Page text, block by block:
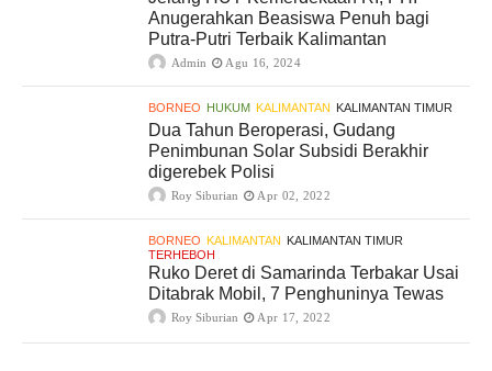
Anugerahkan Beasiswa Penuh bagi
Putra-Putri Terbaik Kalimantan
Admin Agu 16, 2024
BORNEO HUKUM KALIMANTAN KALIMANTAN TIMUR
Dua Tahun Beroperasi, Gudang
Penimbunan Solar Subsidi Berakhir
digerebek Polisi
Roy Siburian Apr 02, 2022
BORNEO KALIMANTAN KALIMANTAN TIMUR
TERHEBOH
Ruko Deret di Samarinda Terbakar Usai
Ditabrak Mobil, 7 Penghuninya Tewas
Roy Siburian Apr 17, 2022